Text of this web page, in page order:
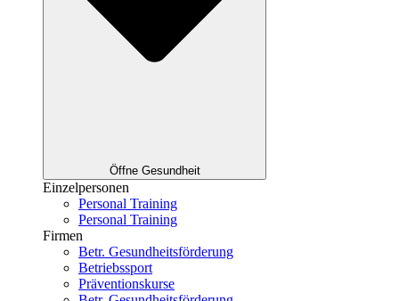
Öffne Gesundheit
Einzelpersonen
Personal Training
Personal Training
Firmen
Betr. Gesundheitsförderung
Betriebssport
Präventionskurse